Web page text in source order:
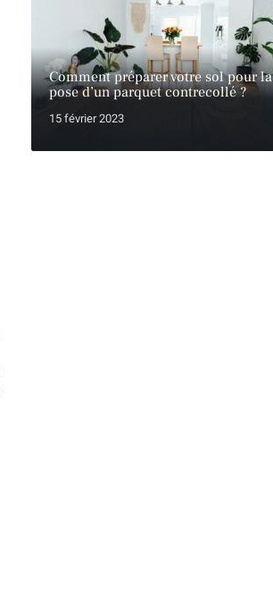
Comment préparer votre sol pour la
pose d’un parquet contrecollé ?
15 février 2023